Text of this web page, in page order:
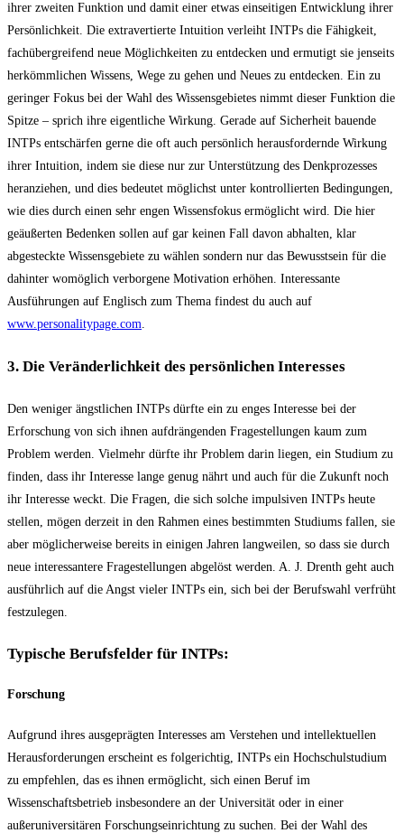
ihrer zweiten Funktion und damit einer etwas einseitigen Entwicklung ihrer
Persönlichkeit. Die extravertierte Intuition verleiht INTPs die Fähigkeit,
fachübergreifend neue Möglichkeiten zu entdecken und ermutigt sie jenseits
herkömmlichen Wissens, Wege zu gehen und Neues zu entdecken. Ein zu
geringer Fokus bei der Wahl des Wissensgebietes nimmt dieser Funktion die
Spitze – sprich ihre eigentliche Wirkung. Gerade auf Sicherheit bauende
INTPs entschärfen gerne die oft auch persönlich herausfordernde Wirkung
ihrer Intuition, indem sie diese nur zur Unterstützung des Denkprozesses
heranziehen, und dies bedeutet möglichst unter kontrollierten Bedingungen,
wie dies durch einen sehr engen Wissensfokus ermöglicht wird. Die hier
geäußerten Bedenken sollen auf gar keinen Fall davon abhalten, klar
abgesteckte Wissensgebiete zu wählen sondern nur das Bewusstsein für die
dahinter womöglich verborgene Motivation erhöhen. Interessante
Ausführungen auf Englisch zum Thema findest du auch auf
www.personalitypage.com.
3. Die Veränderlichkeit des persönlichen Interesses
Den weniger ängstlichen INTPs dürfte ein zu enges Interesse bei der
Erforschung von sich ihnen aufdrängenden Fragestellungen kaum zum
Problem werden. Vielmehr dürfte ihr Problem darin liegen, ein Studium zu
finden, dass ihr Interesse lange genug nährt und auch für die Zukunft noch
ihr Interesse weckt. Die Fragen, die sich solche impulsiven INTPs heute
stellen, mögen derzeit in den Rahmen eines bestimmten Studiums fallen, sie
aber möglicherweise bereits in einigen Jahren langweilen, so dass sie durch
neue interessantere Fragestellungen abgelöst werden. A. J. Drenth geht auch
ausführlich auf die Angst vieler INTPs ein, sich bei der Berufswahl verfrüht
festzulegen.
Typische Berufsfelder für INTPs:
Forschung
Aufgrund ihres ausgeprägten Interesses am Verstehen und intellektuellen
Herausforderungen erscheint es folgerichtig, INTPs ein Hochschulstudium
zu empfehlen, das es ihnen ermöglicht, sich einen Beruf im
Wissenschaftsbetrieb insbesondere an der Universität oder in einer
außeruniversitären Forschungseinrichtung zu suchen. Bei der Wahl des